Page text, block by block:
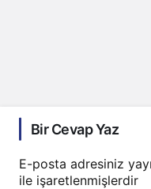
Bir Cevap Yaz
E-posta adresiniz
ile işaretlenmişlerdir